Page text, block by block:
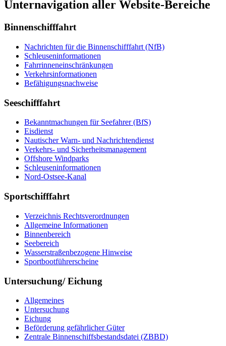
Unternavigation aller Website-Bereiche
Binnenschifffahrt
Nach­rich­ten für die Bin­nen­schiff­fahrt (NfB)
Schleu­sen­in­for­ma­tio­nen
Fahr­rin­nen­ein­schrän­kun­gen
Ver­kehrs­in­for­ma­tio­nen
Be­fä­hi­gungs­nach­wei­se
Seeschifffahrt
Be­kannt­ma­chun­gen für See­fah­rer (BfS)
Eis­dienst
Nau­ti­scher Warn-​ und Nach­rich­ten­dienst
Ver­kehrs-​ und Si­cher­heits­ma­na­ge­ment
Offs­ho­re Wind­parks
Schleu­sen­in­for­ma­tio­nen
Nord-​Ost­see-​Ka­nal
Sportschifffahrt
Ver­zeich­nis Rechts­ver­ord­nun­gen
All­ge­mei­ne In­for­ma­tio­nen
Bin­nen­be­reich
See­be­reich
Was­ser­stra­ßen­be­zo­ge­ne Hin­wei­se
Sport­boot­füh­rer­schei­ne
Untersuchung/ Eichung
All­ge­mei­nes
Un­ter­su­chung
Ei­chung
Be­för­de­rung ge­fähr­li­cher Gü­ter
Zen­tra­le Bin­nen­schiffs­be­stands­da­tei (ZBBD)